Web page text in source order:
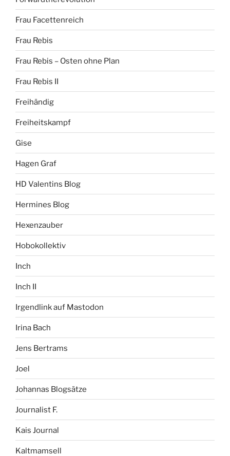
Frau Facettenreich
Frau Rebis
Frau Rebis – Osten ohne Plan
Frau Rebis II
Freihändig
Freiheitskampf
Gise
Hagen Graf
HD Valentins Blog
Hermines Blog
Hexenzauber
Hobokollektiv
Inch
Inch II
Irgendlink auf Mastodon
Irina Bach
Jens Bertrams
Joel
Johannas Blogsätze
Journalist F.
Kais Journal
Kaltmamsell